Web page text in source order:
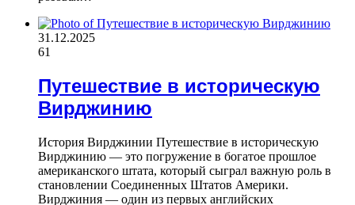
31.12.2025
61
Путешествие в историческую
Вирджинию
История Вирджинии Путешествие в историческую
Вирджинию — это погружение в богатое прошлое
американского штата, который сыграл важную роль в
становлении Соединенных Штатов Америки.
Вирджиния — один из первых английских